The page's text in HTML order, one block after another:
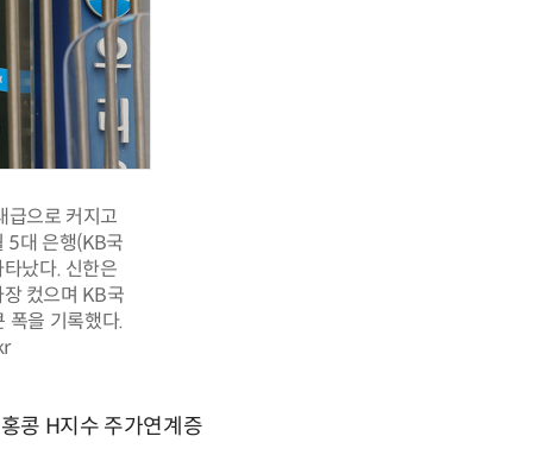
급으로 커지고
5대 은행(KB국
났다. 신한은
컸으며 KB국
을 기록했다.
콩 H지수 주가연계증